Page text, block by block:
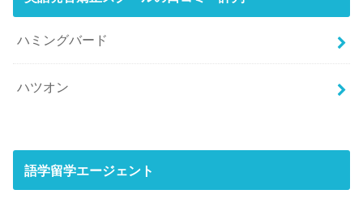
ハミングバード
ハツオン
語学留学エージェント